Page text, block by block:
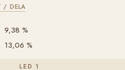
/ DELA
9,38 %
13,06 %
LED 1